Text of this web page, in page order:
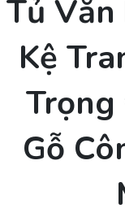
Tủ
Kệ
Trọng
Gỗ